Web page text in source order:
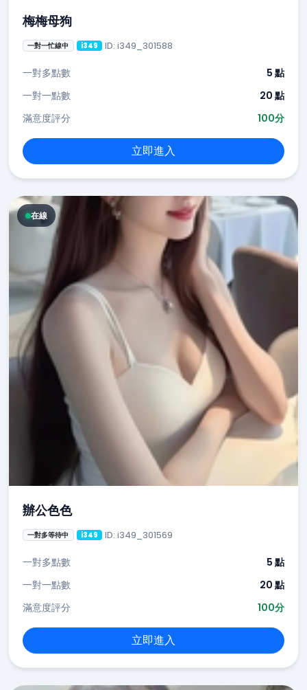
梅梅母狗
一對一忙線中 i349 ID: i349_301588
一對多點數
5 點
一對一點數
20 點
滿意度評分
100分
立即進入
在線
辦公色色
一對多等待中 i349 ID: i349_301569
一對多點數
5 點
一對一點數
20 點
滿意度評分
100分
立即進入